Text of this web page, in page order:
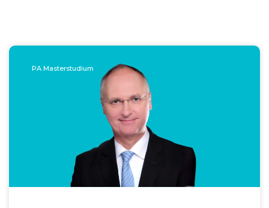
PA Masterstudium